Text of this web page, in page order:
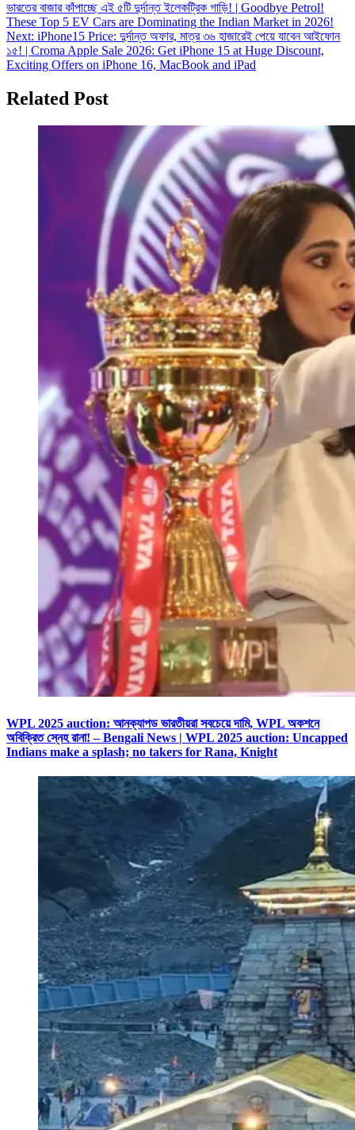
navigation
ভারতের বাজার কাঁপাচ্ছে এই ৫টি দুর্দান্ত ইলেকট্রিক গাড়ি! | Goodbye Petrol!
These Top 5 EV Cars are Dominating the Indian Market in 2026!
Next: iPhone15 Price: দুর্দান্ত অফার, মাত্র ৩৬ হাজারেই পেয়ে যাবেন আইফোন
১৫! | Croma Apple Sale 2026: Get iPhone 15 at Huge Discount,
Exciting Offers on iPhone 16, MacBook and iPad
Related Post
WPL 2025 auction: আনক্যাপড ভারতীয়রা সবচেয়ে দামি, WPL অকশনে
অবিক্রিত স্নেহ রানা! – Bengali News | WPL 2025 auction: Uncapped
Indians make a splash; no takers for Rana, Knight